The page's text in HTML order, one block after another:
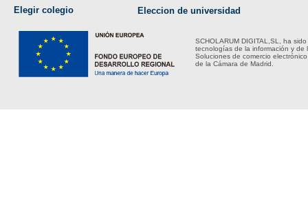
Elegir colegio Eleccion de universidad
SCHOLARUM DIGITAL,SL, ha
tecnologías de la información y de
Soluciones de comercio
de la Cámara de Madrid.